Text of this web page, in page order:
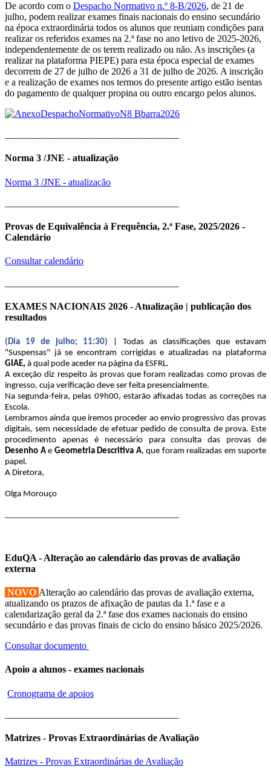
De acordo com o Despacho Normativo n.º 8-B/2026, de 21 de
julho, podem realizar exames finais nacionais do ensino secundário
na época extraordinária todos os alunos que reuniam condições para
realizar os referidos exames na 2.ª fase no ano letivo de 2025-2026,
independentemente de os terem realizado ou não. As inscrições (a
realizar na plataforma PIEPE) para esta época especial de exames
decorrem de 27 de julho de 2026 a 31 de julho de 2026. A inscrição
e a realização de exames nos termos do presente artigo estão isentas
do pagamento de qualquer propina ou outro encargo pelos alunos.
Norma 3 /JNE - atualização
Norma 3 /JNE - atualização
Provas de Equivalência à Frequência, 2.ª Fase, 2025/2026 -
Calendário
Consultar calendário
EXAMES NACIONAIS 2026 - Atualização | publicação dos
resultados
(Dia 19 de julho; 11:30)
| Todas as classificações que estavam
"Suspensas" já se encontram corrigidas e atualizadas na plataforma
GIAE, à qual pode aceder na página da ESFRL.
A exceção diz respeito às provas que foram realizadas como provas de
ingresso, cuja verificação deve ser feita presencialmente.
Na segunda-feira, pelas 09h00, estarão afixadas todas as correções na
Escola.
Lembramos ainda que iremos proceder ao envio progressivo das provas
digitais, sem necessidade de efetuar pedido de consulta de prova. Este
procedimento apenas é necessário para consulta das provas de
Desenho Ae Geometria Descritiva A, que foram realizadas em suporte
papel.
A Diretora,
Olga Morouço
EduQA - Alteração ao calendário das provas de avaliação
externa
NOVO Alteração ao calendário das provas de avaliação externa,
atualizando os prazos de afixação de pautas da 1.ª fase e a
calendarização geral da 2.ª fase dos exames nacionais do ensino
secundário e das provas finais de ciclo do ensino básico 2025/2026.
Consultar documento
Apoio a alunos - exames nacionais
Cronograma de apoios
Matrizes - Provas Extraordinárias de Avaliação
Matrizes - Provas Extraordinárias de Avaliação